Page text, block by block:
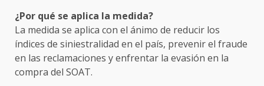
¿Por qué se aplica la medida?
La medida se aplica con el ánimo de reducir los
índices de siniestralidad en el país, prevenir el fraude
en las reclamaciones y enfrentar la evasión en la
compra del SOAT.